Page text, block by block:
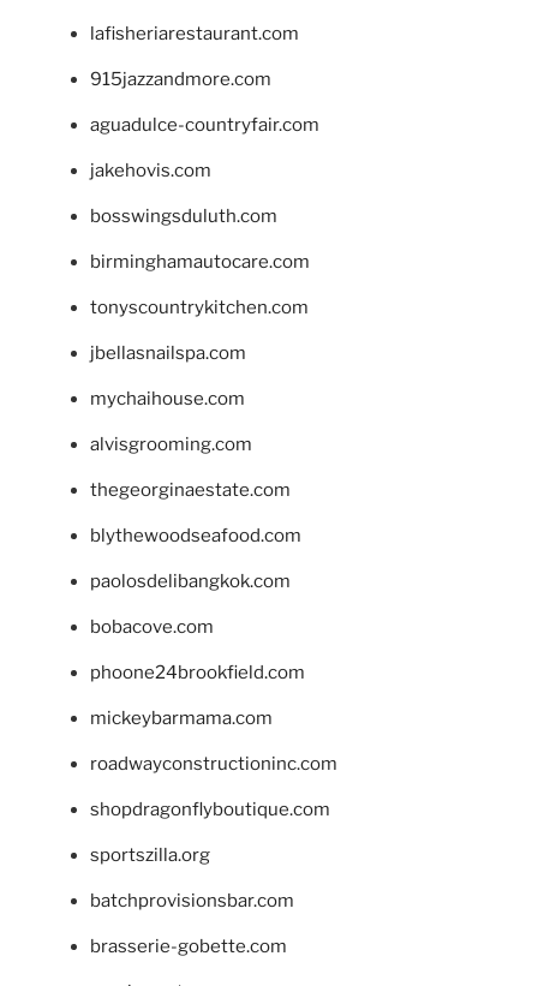
lafisheriarestaurant.com
915jazzandmore.com
aguadulce-countryfair.com
jakehovis.com
bosswingsduluth.com
birminghamautocare.com
tonyscountrykitchen.com
jbellasnailspa.com
mychaihouse.com
alvisgrooming.com
thegeorginaestate.com
blythewoodseafood.com
paolosdelibangkok.com
bobacove.com
phoone24brookfield.com
mickeybarmama.com
roadwayconstructioninc.com
shopdragonflyboutique.com
sportszilla.org
batchprovisionsbar.com
brasserie-gobette.com